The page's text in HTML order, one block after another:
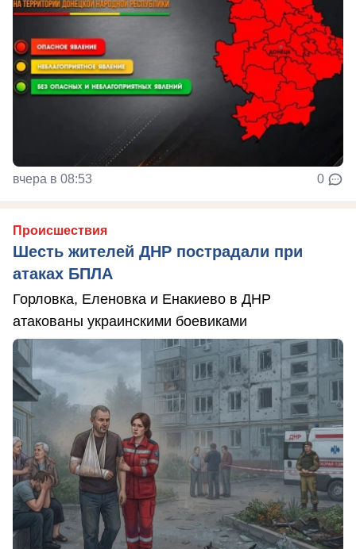
вчера в 08:53 0
Происшествия
Шесть жителей ДНР пострадали при
атаках БПЛА
Горловка, Еленовка и Енакиево в ДНР
атакованы украинскими боевиками